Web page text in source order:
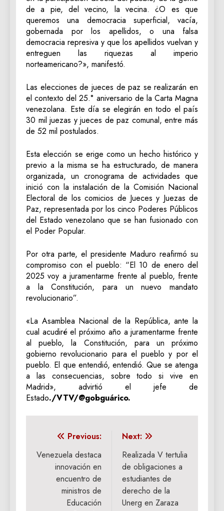
de a pie, del vecino, la vecina. ¿O es que
queremos una democracia superficial, vacía,
gobernada por los apellidos, o una falsa
democracia represiva y que los apellidos vuelvan y
entreguen las riquezas al imperio
norteamericano?», manifestó.
Las elecciones de jueces de paz se realizarán en
el contexto del 25.° aniversario de la Carta Magna
venezolana. Este día se elegirán en todo el país
30 mil juezas y jueces de paz comunal, entre más
de 52 mil postulados.
Esta elección se erige como un hecho histórico y
previo a la misma se ha estructurado, de manera
organizada, un cronograma de actividades que
inició con la instalación de la Comisión Nacional
Electoral de los comicios de Jueces y Juezas de
Paz, representada por los cinco Poderes Públicos
del Estado venezolano que se han fusionado con
el Poder Popular.
Por otra parte, el presidente Maduro reafirmó su
compromiso con el pueblo: “El 10 de enero del
2025 voy a juramentarme frente al pueblo, frente
a la Constitución, para un nuevo mandato
revolucionario”.
«La Asamblea Nacional de la República, ante la
cual acudiré el próximo año a juramentarme frente
al pueblo, la Constitución, para un próximo
gobierno revolucionario para el pueblo y por el
pueblo. El que entendió, entendió. Que se atenga
a las consecuencias, sobre todo si vive en
Madrid», advirtió el jefe de
Estado./VTV/@gobguárico.
Navegación
de
entradas
Previous:
Venezuela destaca
innovación en
encuentro de
ministros de
Educación
Next:
Realizada V tertulia
de obligaciones a
estudiantes de
derecho de la
Unerg en Zaraza